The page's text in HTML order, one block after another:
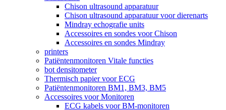
Chison ultrasound apparatuur
Chison ultrasound apparatuur voor dierenarts
Mindray echografie units
Accessoires en sondes voor Chison
Accessoires en sondes Mindray
printers
Patiëntenmonitoren Vitale functies
bot densitometer
Thermisch papier voor ECG
Patiëntenmonitoren BM1, BM3, BM5
Accessoires voor Monitoren
ECG kabels voor BM-monitoren